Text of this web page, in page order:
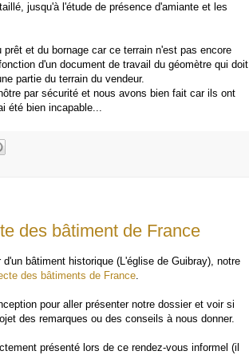
jusqu'à l'étude de présence d'amiante et les
et du bornage car ce terrain n'est pas encore
d'un document de travail du géomètre qui doit
partie du terrain du vendeur.
par sécurité et nous avons bien fait car ils ont
été bien incapable...
des bâtiment de France
bâtiment historique (L'église de Guibray), notre
des bâtiments de France.
pour aller présenter notre dossier et voir si
des remarques ou des conseils à nous donner.
présenté lors de ce rendez-vous informel (il